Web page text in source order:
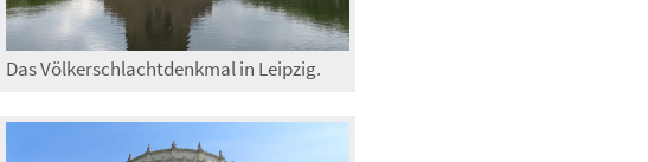
Das Völkerschlachtdenkmal in Leipzig.